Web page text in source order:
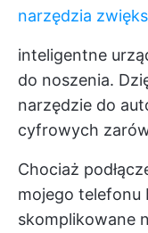
narzędzia
inteligentne
do noszenia.
narzędzie do
cyfrowych
Chociaż
mojego telefonu
skomplikowane